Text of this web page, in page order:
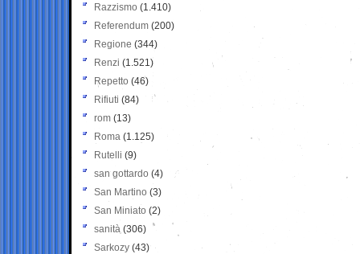
Razzismo (1.410)
Referendum (200)
Regione (344)
Renzi (1.521)
Repetto (46)
Rifiuti (84)
rom (13)
Roma (1.125)
Rutelli (9)
san gottardo (4)
San Martino (3)
San Miniato (2)
sanità (306)
Sarkozy (43)